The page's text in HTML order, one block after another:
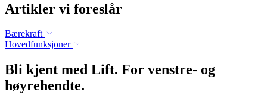
Artikler vi foreslår
Bærekraft
Hovedfunksjoner
Bli kjent med Lift. For venstre- og
høyrehendte.